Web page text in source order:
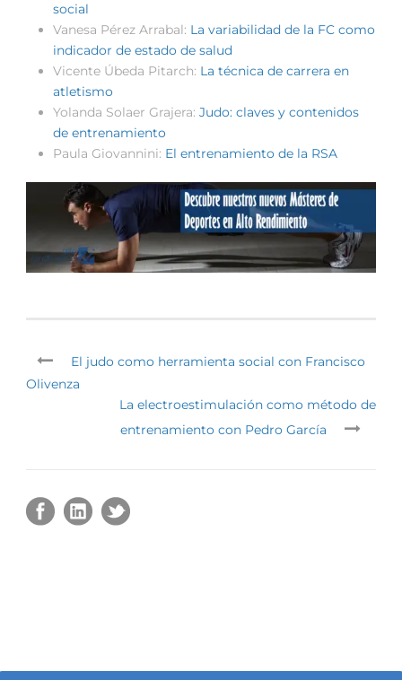
social
Vanesa Pérez Arrabal: La variabilidad de la FC como
indicador de estado de salud
Vicente Úbeda Pitarch: La técnica de carrera en
atletismo
Yolanda Solaer Grajera: Judo: claves y contenidos
de entrenamiento
Paula Giovannini: El entrenamiento de la RSA
El judo como herramienta social con Francisco
Olivenza
La electroestimulación como método de
entrenamiento con Pedro García